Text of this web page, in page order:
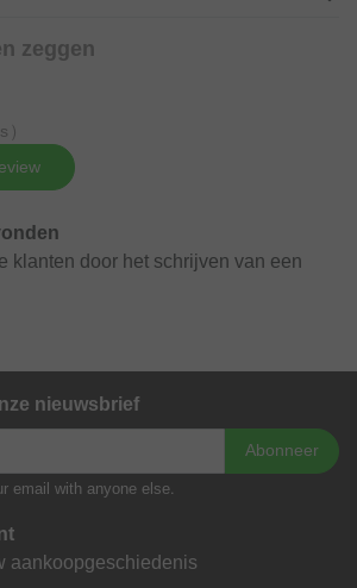
zeggen
klanten door het schrijven van een
nieuwsbrief
Abonneer
email with anyone else.
aankoopgeschiedenis